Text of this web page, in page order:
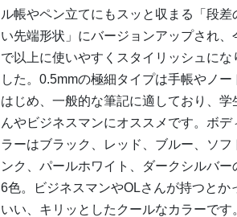
ル帳やペン立てにもスッと収まる「段差
い先端形状」にバージョンアップされ、
で以上に使いやすくスタイリッシュにな
した。0.5mmの極細タイプは手帳やノー
はじめ、一般的な筆記に適しており、学
んやビジネスマンにオススメです。ボデ
ラーはブラック、レッド、ブルー、ソフ
ンク、パールホワイト、ダークシルバー
6色。ビジネスマンやOLさんが持つとか
いい、キリッとしたクールなカラーです